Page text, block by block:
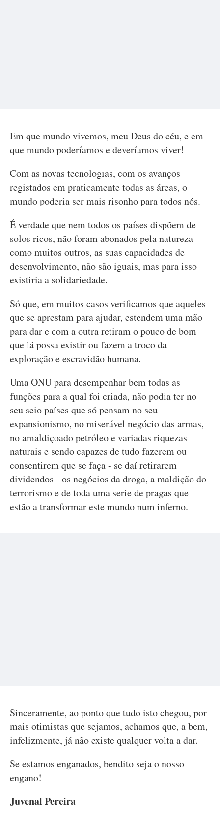
Em que mundo vivemos, meu Deus do céu, e em
que mundo poderíamos e deveríamos viver!
Com as novas tecnologias, com os avanços
registados em praticamente todas as áreas, o
mundo poderia ser mais risonho para todos nós.
É verdade que nem todos os países dispõem de
solos ricos, não foram abonados pela natureza
como muitos outros, as suas capacidades de
desenvolvimento, não são iguais, mas para isso
existiria a solidariedade.
Só que, em muitos casos verificamos que aqueles
que se aprestam para ajudar, estendem uma mão
para dar e com a outra retiram o pouco de bom
que lá possa existir ou fazem a troco da
exploração e escravidão humana.
Uma ONU para desempenhar bem todas as
funções para a qual foi criada, não podia ter no
seu seio países que só pensam no seu
expansionismo, no miserável negócio das armas,
no amaldiçoado petróleo e variadas riquezas
naturais e sendo capazes de tudo fazerem ou
consentirem que se faça - se daí retirarem
dividendos - os negócios da droga, a maldição do
terrorismo e de toda uma serie de pragas que
estão a transformar este mundo num inferno.
Sinceramente, ao ponto que tudo isto chegou, por
mais otimistas que sejamos, achamos que, a bem,
infelizmente, já não existe qualquer volta a dar.
Se estamos enganados, bendito seja o nosso
engano!
Juvenal Pereira